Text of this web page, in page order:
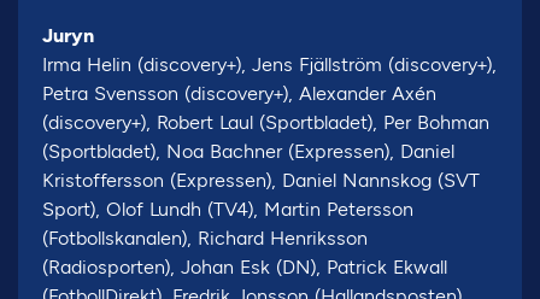
Juryn
Irma Helin (discovery+), Jens Fjällström (discovery+),
Petra Svensson (discovery+), Alexander Axén
(discovery+), Robert Laul (Sportbladet), Per Bohman
(Sportbladet), Noa Bachner (Expressen), Daniel
Kristoffersson (Expressen), Daniel Nannskog (SVT
Sport), Olof Lundh (TV4), Martin Petersson
(Fotbollskanalen), Richard Henriksson
(Radiosporten), Johan Esk (DN), Patrick Ekwall